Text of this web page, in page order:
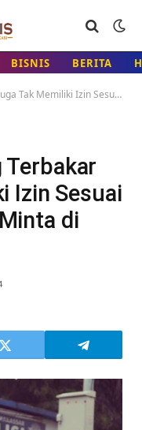
BISNIS BERITA
Peruntukan, KAMI Minta di Beri Sanksi
Terbakar
Izin Sesuai
di